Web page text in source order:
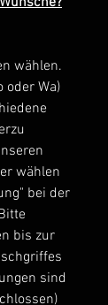
wählen.
oder Wa)
wählen
bei der
bis zur
sind